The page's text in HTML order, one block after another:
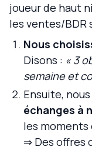
joueur de haut
les ventes/BDR
Nous
Disons : « 3
semaine et
Ensuite, nous
échanges à
les moments
⇒ Des offres